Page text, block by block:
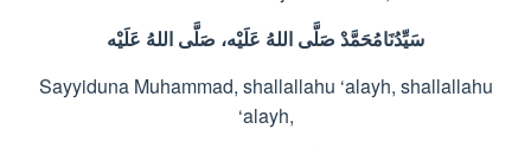
سَيِّدُنَامُحَمَّدْ صَلَّى اللهُ عَلَيْه، صَلَّى اللهُ عَلَيْه
Sayyiduna Muhammad, shallallahu ‘alayh, shallallahu
‘alayh,